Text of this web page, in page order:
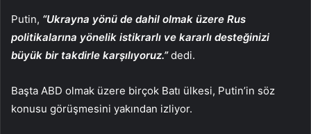
Putin, “Ukrayna yönü de dahil olmak üzere Rus
politikalarına yönelik istikrarlı ve kararlı desteğinizi
büyük bir takdirle karşılıyoruz.”dedi.
Başta ABD olmak üzere birçok Batı ülkesi, Putin’in söz
konusu görüşmesini yakından izliyor.